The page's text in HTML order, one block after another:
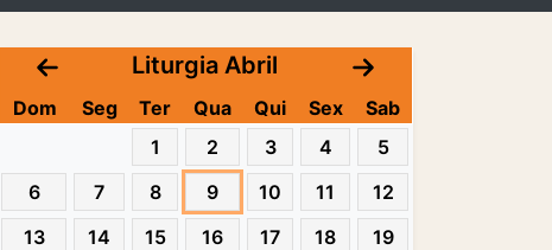
Liturgia Abril
Dom Seg Ter Qua Qui Sex
Sab
1
2 3 4
5
6
7 8 9 10 11
12
13
14 15 16 17 18
19